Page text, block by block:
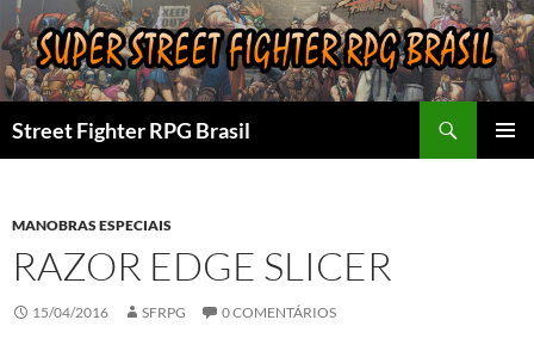
Pular
para
o
conteúdo
Street Fighter RPG Brasil
MANOBRAS ESPECIAIS
RAZOR EDGE SLICER
15/04/2016 SFRPG 0 COMENTÁRIOS